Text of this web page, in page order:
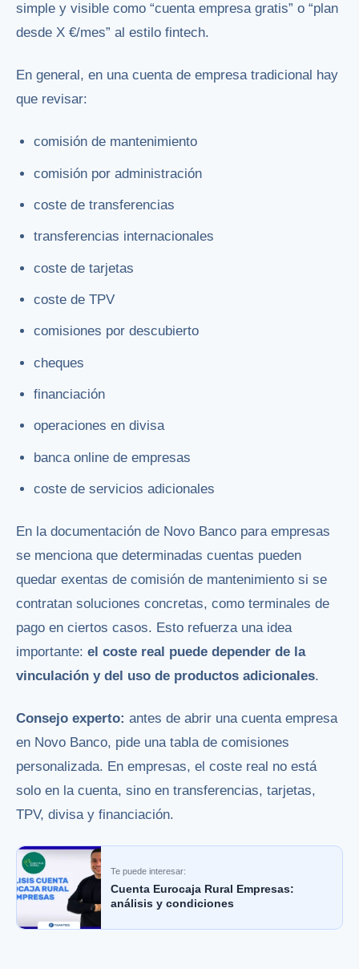
simple y visible como “cuenta empresa gratis” o “plan
desde X €/mes” al estilo fintech.
En general, en una cuenta de empresa tradicional hay
que revisar:
comisión de mantenimiento
comisión por administración
coste de transferencias
transferencias internacionales
coste de tarjetas
coste de TPV
comisiones por descubierto
cheques
financiación
operaciones en divisa
banca online de empresas
coste de servicios adicionales
En la documentación de Novo Banco para empresas
se menciona que determinadas cuentas pueden
quedar exentas de comisión de mantenimiento si se
contratan soluciones concretas, como terminales de
pago en ciertos casos. Esto refuerza una idea
importante: el coste real puede depender de la
vinculación y del uso de productos adicionales.
Consejo experto: antes de abrir una cuenta empresa
en Novo Banco, pide una tabla de comisiones
personalizada. En empresas, el coste real no está
solo en la cuenta, sino en transferencias, tarjetas,
TPV, divisa y financiación.
Te puede interesar:
Cuenta Eurocaja Rural Empresas:
análisis y condiciones